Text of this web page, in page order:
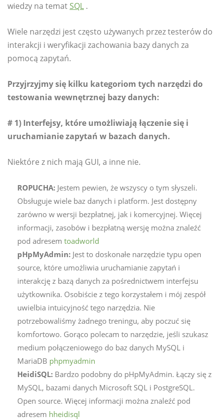
wiedzy na temat SQL .
Wiele narzędzi jest często używanych przez testerów do
interakcji i weryfikacji zachowania bazy danych za
pomocą zapytań.
Przyjrzyjmy się kilku kategoriom tych narzędzi do
testowania wewnętrznej bazy danych:
# 1) Interfejsy, które umożliwiają łączenie się i
uruchamianie zapytań w bazach danych.
Niektóre z nich mają GUI, a inne nie.
ROPUCHA: Jestem pewien, że wszyscy o tym słyszeli.
Obsługuje wiele baz danych i platform. Jest dostępny
zarówno w wersji bezpłatnej, jak i komercyjnej. Więcej
informacji, zasobów i bezpłatną wersję można znaleźć
pod adresem toadworld
pHpMyAdmin: Jest to doskonałe narzędzie typu open
source, które umożliwia uruchamianie zapytań i
interakcję z bazą danych za pośrednictwem interfejsu
użytkownika. Osobiście z tego korzystałem i mój zespół
uwielbia intuicyjność tego narzędzia. Nie
potrzebowaliśmy żadnego treningu, aby poczuć się
komfortowo. Gorąco polecam to narzędzie, jeśli szukasz
medium połączeniowego do baz danych MySQL i
MariaDB phpmyadmin
HeidiSQL: Bardzo podobny do pHpMyAdmin. Łączy się z
MySQL, bazami danych Microsoft SQL i PostgreSQL.
Open source. Więcej informacji można znaleźć pod
adresem hheidisql